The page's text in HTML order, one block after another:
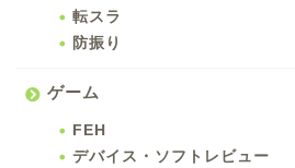
転スラ
防振り
ゲーム
FEH
デバイス・ソフトレビュー